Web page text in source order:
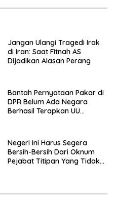
Jangan Ulangi Tragedi Irak
di Iran: Saat Fitnah AS
Dijadikan Alasan Perang
Bantah Pernyataan Pakar di
DPR Belum Ada Negara
Berhasil Terapkan UU
Baca
Negeri Ini Harus Segera
Bersih-Bersih Dari Oknum
Pejabat Titipan Yang Tidak